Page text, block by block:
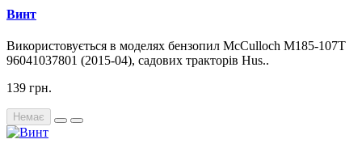
Винт
Використовується в моделях бензопил McCulloch M185-107T
96041037801 (2015-04), садових тракторів Hus..
139 грн.
Немає